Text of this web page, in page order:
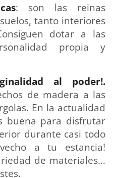
: son las reinas
tanto interiores
dotar a las
propia y
al poder!.
de madera a las
En la actualidad
buena para disfrutar
durante casi todo
a tu estancia!
de materiales…